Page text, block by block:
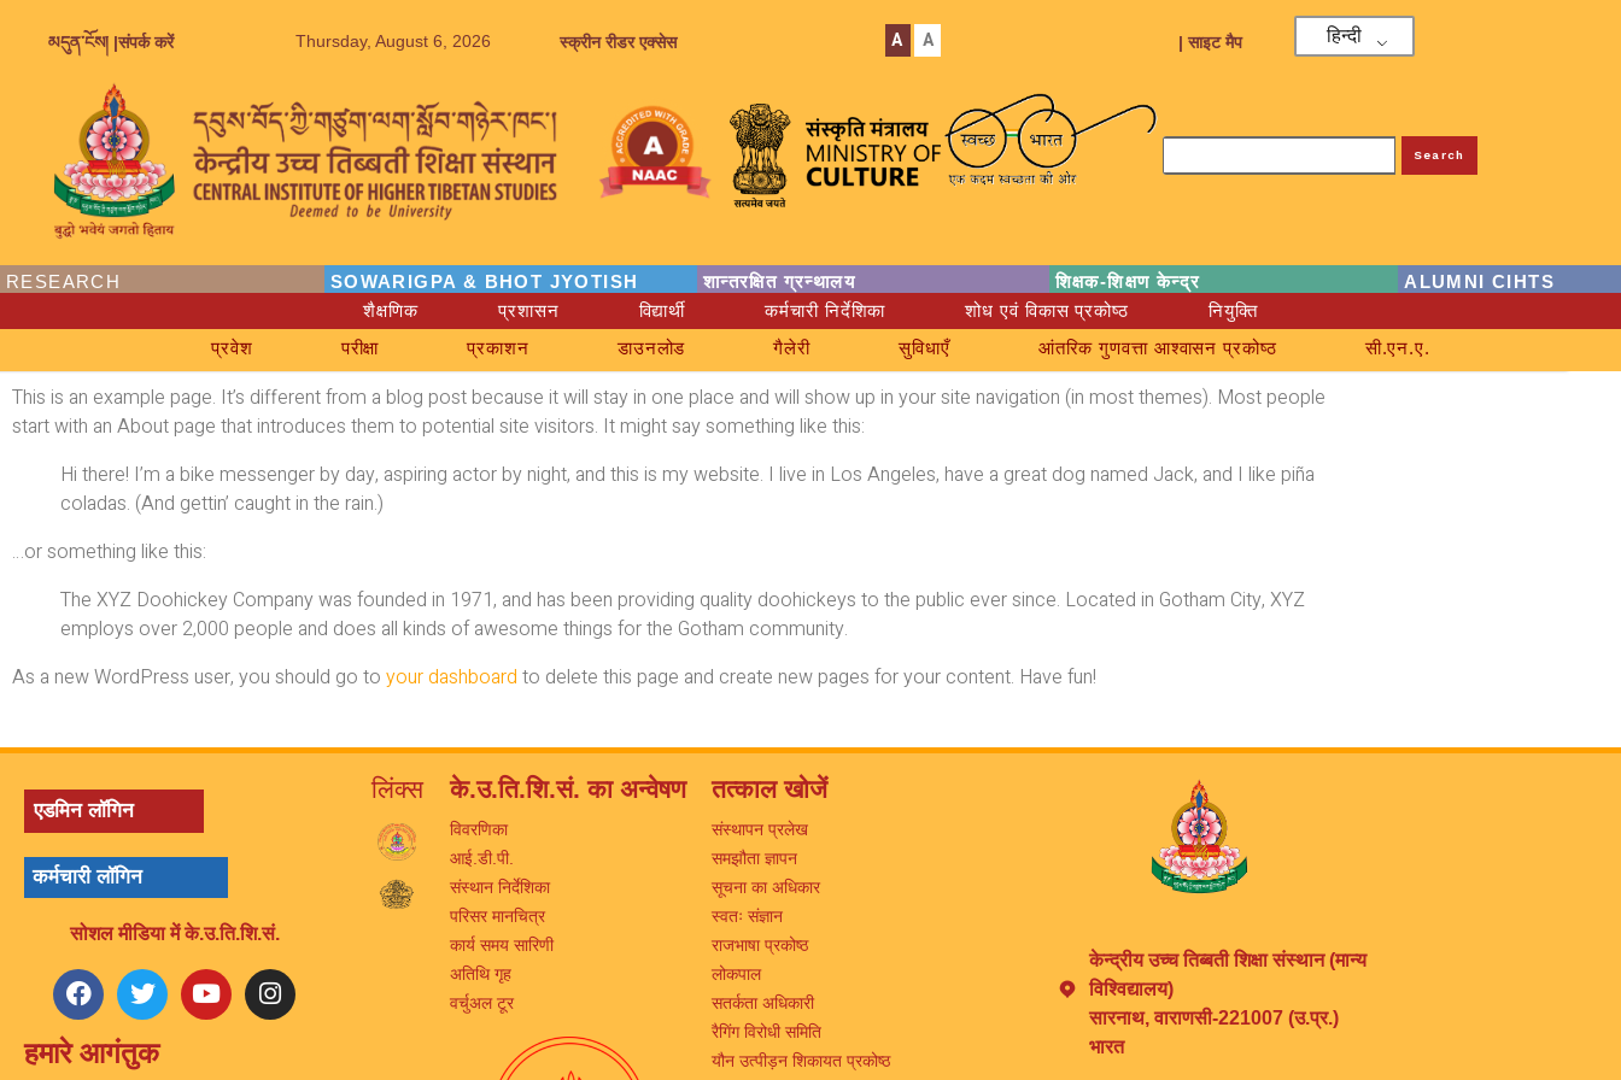
མདུན་ངོས། |संपर्क करें Thursday, August 6, 2026 स्क्रीन रीडर एक्सेस A A | साइट मैप हिन्दी
Search
RESEARCH SOWARIGPA & BHOT JYOTISH शान्तरक्षित ग्रन्थालय शिक्षक-शिक्षण केन्द्र
ALUMNI CIHTS
शैक्षणिक
प्रशासन विद्यार्थी कर्मचारी निर्देशिका शोध एवं विकास प्रकोष्ठ
नियुक्ति
प्रवेश
परीक्षा प्रकाशन डाउनलोड गैलेरी सुविधाएँ आंतरिक गुणवत्ता आश्वासन प्रकोष्ठ सी.एन.ए.
This is an example page. It’s different from a blog post because it will stay in one place and will show up in your site navigation (in most themes). Most people
start with an About page that introduces them to potential site visitors. It might say something like this:
Hi there! I’m a bike messenger by day, aspiring actor by night, and this is my website. I live in Los Angeles, have a great dog named Jack, and I like piña
coladas. (And gettin’ caught in the rain.)
…or something like this:
The XYZ Doohickey Company was founded in 1971, and has been providing quality doohickeys to the public ever since. Located in Gotham City, XYZ
employs over 2,000 people and does all kinds of awesome things for the Gotham community.
As a new WordPress user, you should go to your dashboard to delete this page and create new pages for your content. Have fun!
एडमिन लॉगिन
कर्मचारी लॉगिन
सोशल मीडिया में के.उ.ति.शि.सं.
हमारे आगंतुक
लिंक्स के.उ.ति.शि.सं. का अन्वेषण
विवरणिका
आई.डी.पी.
संस्थान निर्देशिका
परिसर मानचित्र
कार्य समय सारिणी
अतिथि गृह
वर्चुअल टूर
तत्काल खोजें
संस्थापन प्रलेख
समझौता ज्ञापन
सूचना का अधिकार
स्वतः संज्ञान
राजभाषा प्रकोष्ठ
लोकपाल
सतर्कता अधिकारी
रैगिंग विरोधी समिति
यौन उत्पीड़न शिकायत प्रकोष्ठ
केन्द्रीय उच्च तिब्बती शिक्षा संस्थान (मान्य
विश्विद्यालय)
सारनाथ, वाराणसी-221007 (उ.प्र.)
भारत